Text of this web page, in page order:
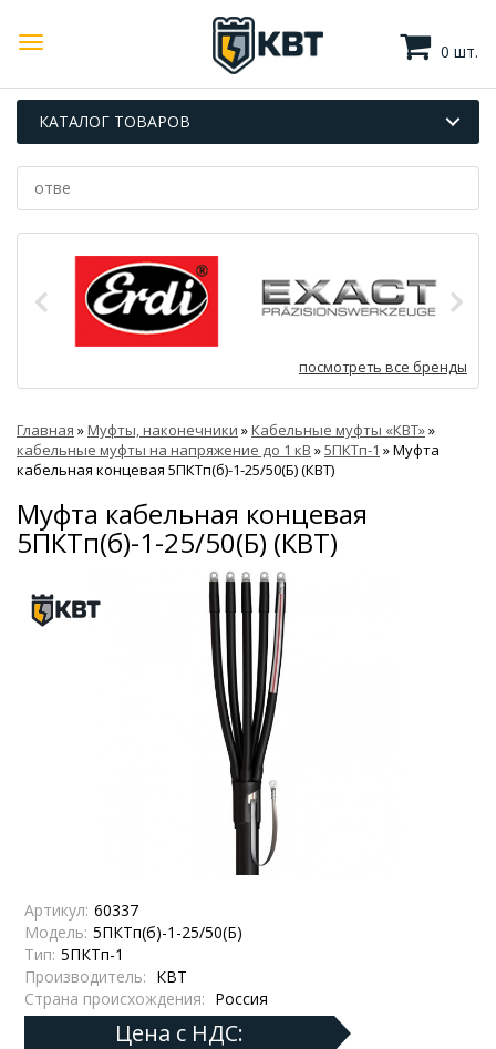
0 шт.
КАТАЛОГ ТОВАРОВ
посмотреть все бренды
Главная »Муфты, наконечники »Кабельные муфты «КВТ»»
кабельные муфты на напряжение до 1 кВ »5ПКТп-1 »Муфта
кабельная концевая 5ПКТп(б)-1-25/50(Б) (КВТ)
Муфта кабельная концевая
5ПКТп(б)-1-25/50(Б) (КВТ)
Артикул: 60337
Модель: 5ПКТп(б)-1-25/50(Б)
Тип: 5ПКТп-1
Производитель: КВТ
Страна происхождения: Россия
Цена с НДС: